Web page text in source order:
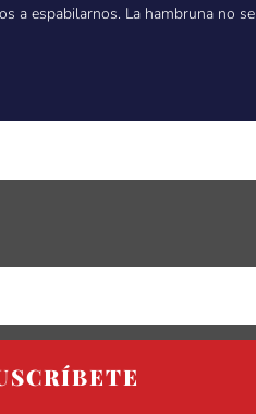
a espabilarnos. La hambruna no se